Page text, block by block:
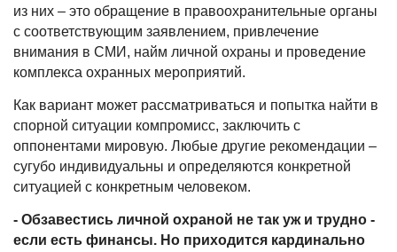
из них – это обращение в правоохранительные органы
с соответствующим заявлением, привлечение
внимания в СМИ, найм личной охраны и проведение
комплекса охранных мероприятий.
Как вариант может рассматриваться и попытка найти в
спорной ситуации компромисс, заключить с
оппонентами мировую. Любые другие рекомендации –
сугубо индивидуальны и определяются конкретной
ситуацией с конкретным человеком.
- Обзавестись личной охраной не так уж и трудно -
если есть финансы. Но приходится кардинально